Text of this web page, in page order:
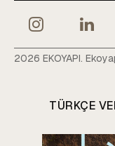
2026 EKOYAPI.
TÜRKÇE